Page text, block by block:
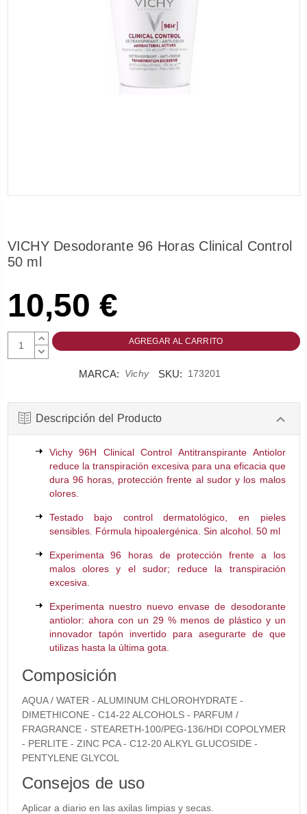
VICHY Desodorante 96 Horas Clinical Control
50 ml
10,50 €
AUMENTAR
CANTIDAD:
DISMINUIR
MARCA: Vichy SKU: 173201
Descripción del Producto
Vichy 96H Clinical Control Antitranspirante Antiolor
reduce la transpiración excesiva para una eficacia que
dura 96 horas, protección frente al sudor y los malos
olores.
Testado bajo control dermatológico, en pieles
sensibles. Fórmula hipoalergénica. Sin alcohol. 50 ml
Experimenta 96 horas de protección frente a los
malos olores y el sudor; reduce la transpiración
excesiva.
Experimenta nuestro nuevo envase de desodorante
antiolor: ahora con un 29 % menos de plástico y un
innovador tapón invertido para asegurarte de que
utilizas hasta la última gota.
Composición
AQUA / WATER - ALUMINUM CHLOROHYDRATE -
DIMETHICONE - C14-22 ALCOHOLS - PARFUM /
FRAGRANCE - STEARETH-100/PEG-136/HDI COPOLYMER
- PERLITE - ZINC PCA - C12-20 ALKYL GLUCOSIDE -
PENTYLENE GLYCOL
Consejos de uso
Aplicar a diario en las axilas limpias y secas.